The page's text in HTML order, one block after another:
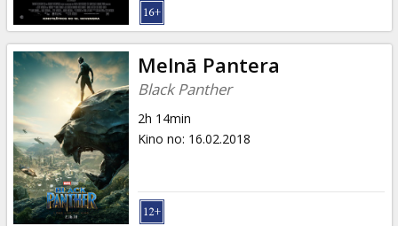
Melnā Pantera
Black Panther
2h 14min
Kino no: 16.02.2018